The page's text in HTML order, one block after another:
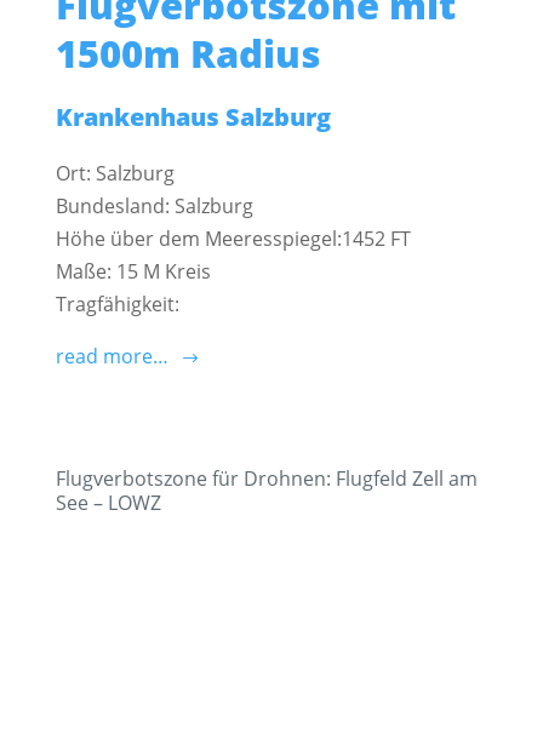
1500m Radius
Krankenhaus Salzburg
Ort: Salzburg
Bundesland: Salzburg
Höhe über dem Meeresspiegel:1452 FT
Maße: 15 M Kreis
Tragfähigkeit:
read more…
Flugverbotszone für Drohnen: Flugfeld Zell am
See – LOWZ